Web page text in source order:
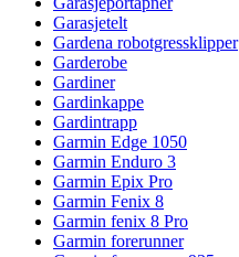
Garasjetelt
Gardena robotgressklipper
Garderobe
Gardiner
Gardinkappe
Gardintrapp
Garmin Edge 1050
Garmin Enduro 3
Garmin Epix Pro
Garmin Fenix 8
Garmin fenix 8 Pro
Garmin forerunner